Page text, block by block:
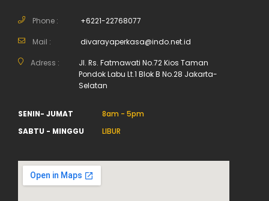
Phone : +6221-22768077
Mail : divarayaperkasa@indo.net.id
Adress :
Jl. Rs. Fatmawati No.72 Kios Taman
Pondok Labu Lt.1 Blok B No.28 Jakarta-
Selatan
SENIN- JUMAT
8am - 5pm
SABTU - MINGGU
LIBUR